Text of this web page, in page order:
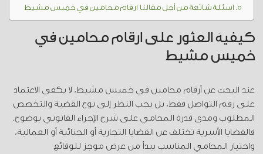
اسئلة شائعة من أجل مقالنا ارقام محامين في خميس مشيط
كيفية العثور على ارقام محامين في
خميس مشيط
عند البحث عن أرقام محامين في خميس مشيط، لا يكفي الاعتماد
على رقم التواصل فقط، بل يجب النظر إلى نوع القضية والتخصص
المطلوب ومدى قدرة المحامي على شرح الإجراء القانوني بوضوح.
فالقضايا الأسرية تختلف عن القضايا التجارية أو الجنائية أو العمالية،
واختيار المحامي المناسب يبدأ من عرض موجز للوقائع